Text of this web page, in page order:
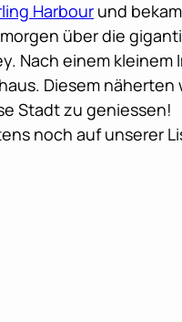
Harbour und
über die
Nach einem
Diesem
Stadt zu geniessen!
noch auf unserer